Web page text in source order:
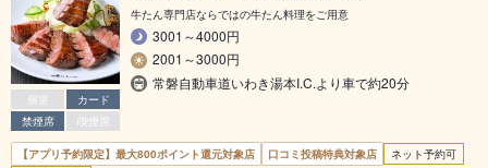
個室
カード
禁煙席
喫煙席
牛たん専門店ならではの牛たん料理をご用意
3001～4000円
2001～3000円
常磐自動車道いわき湯本I.C.より車で約20分
【アプリ予約限定】最大800ポイント還元対象店 口コミ投稿特典対象店
ネット予約可